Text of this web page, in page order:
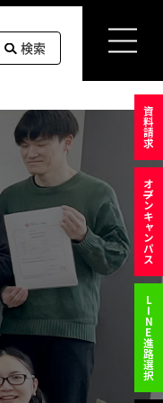
検索
資料請求
オ
プンキャンパス
LINE進路選択